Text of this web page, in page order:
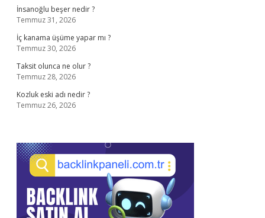
İnsanoğlu beşer nedir ?
Temmuz 31, 2026
İç kanama üşüme yapar mı ?
Temmuz 30, 2026
Taksit olunca ne olur ?
Temmuz 28, 2026
Kozluk eski adı nedir ?
Temmuz 26, 2026